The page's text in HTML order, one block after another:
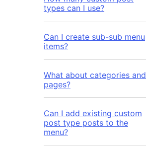
types can I use?
Can I create sub-sub menu
items?
What about categories and
pages?
Can I add existing custom
post type posts to the
menu?